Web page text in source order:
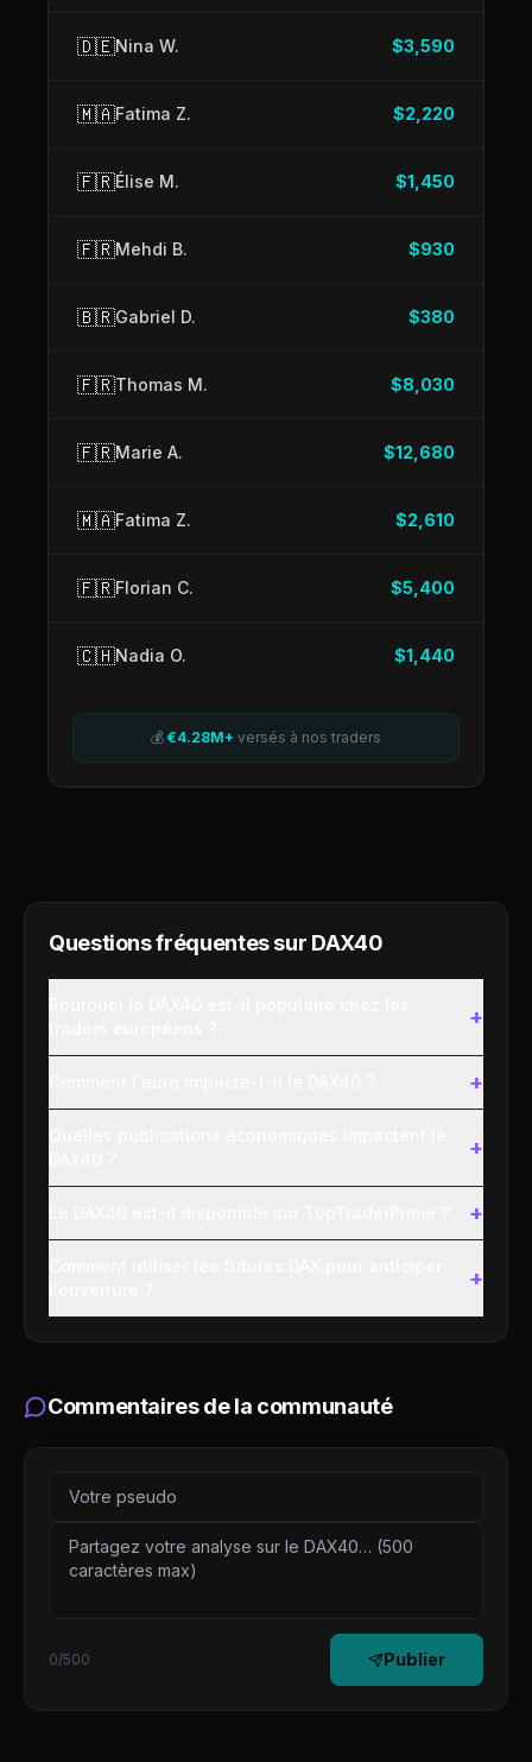
🇩🇪Nina W. $3,590
🇲🇦Fatima Z. $2,220
🇫🇷Élise M. $1,450
🇫🇷Mehdi B. $930
🇧🇷Gabriel D. $380
🇫🇷Thomas M. $8,030
🇫🇷Marie A. $12,680
🇲🇦Fatima Z. $2,610
🇫🇷Florian C. $5,400
🇨🇭Nadia O. $1,440
💰 €4.28M+ versés à nos traders
Questions fréquentes sur DAX40
+
+
+
+
+
Commentaires de la communauté
0/500 Publier